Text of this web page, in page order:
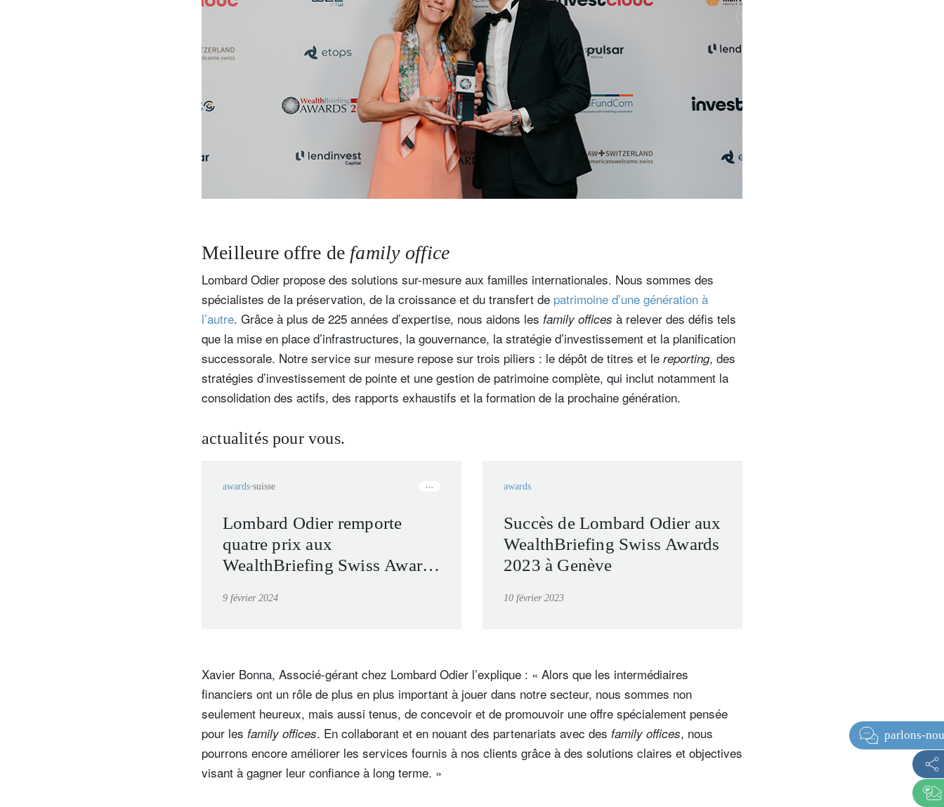
Meilleure offre de family office
Lombard Odier propose des solutions sur-mesure aux familles internationales. Nous sommes des
spécialistes de la préservation, de la croissance et du transfert de patrimoine d’une génération à
l’autre. Grâce à plus de 225 années d’expertise, nous aidons les family offices à relever des défis tels
que la mise en place d’infrastructures, la gouvernance, la stratégie d’investissement et la planification
successorale. Notre service sur mesure repose sur trois piliers : le dépôt de titres et le reporting, des
stratégies d’investissement de pointe et une gestion de patrimoine complète, qui inclut notamment la
consolidation des actifs, des rapports exhaustifs et la formation de la prochaine génération.
actualités pour vous.
awards suisse
Lombard Odier remporte
quatre prix aux
WealthBriefing Swiss Awards
Meilleure banque privée
9 février 2024
awards
Succès de Lombard Odier aux
WealthBriefing Swiss Awards
2023 à Genève
10 février 2023
Xavier Bonna, Associé-gérant chez Lombard Odier l’explique : « Alors que les intermédiaires
financiers ont un rôle de plus en plus important à jouer dans notre secteur, nous sommes non
seulement heureux, mais aussi tenus, de concevoir et de promouvoir une offre spécialement pensée
pour les family offices. En collaborant et en nouant des partenariats avec des family offices, nous
pourrons encore améliorer les services fournis à nos clients grâce à des solutions claires et objectives
visant à gagner leur confiance à long terme. »